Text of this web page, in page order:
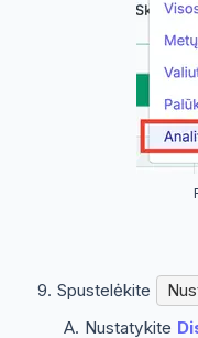
Spustelėkite
Nustatykite